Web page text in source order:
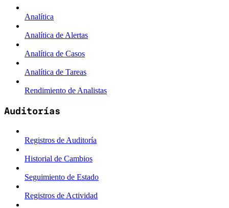
Analítica
Analítica de Alertas
Analítica de Casos
Analítica de Tareas
Rendimiento de Analistas
Auditorías
Registros de Auditoría
Historial de Cambios
Seguimiento de Estado
Registros de Actividad